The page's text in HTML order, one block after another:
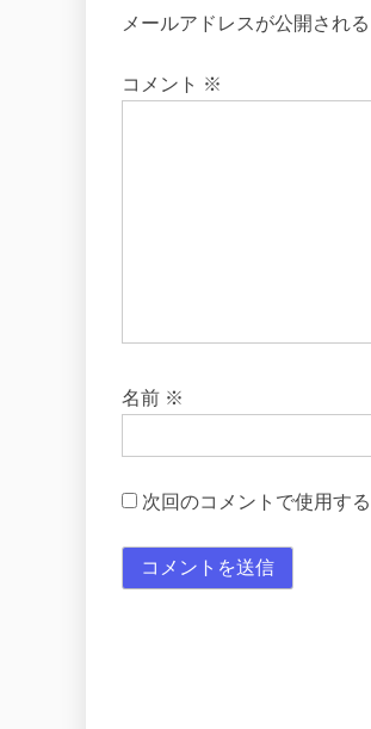
メールアドレスが公開され
コメント ※
名前 ※
次回のコメントで使用す